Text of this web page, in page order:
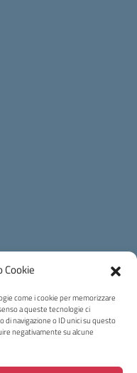
Cookie
come i cookie per memorizzare
a queste tecnologie ci
navigazione o ID unici su questo
negativamente su alcune
Privacy Policy